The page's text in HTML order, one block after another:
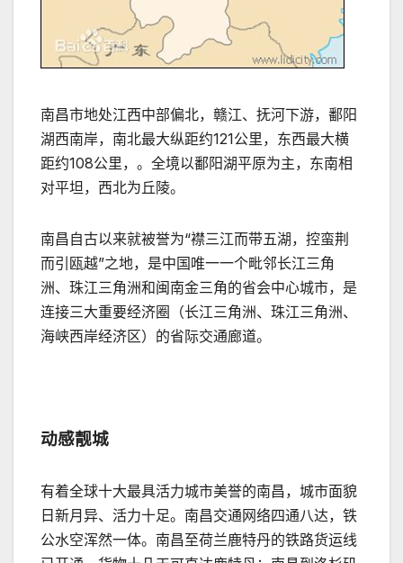
南昌市地处江西中部偏北，赣江、抚河下游，鄱阳
湖西南岸，南北最大纵距约121公里，东西最大横
距约108公里，。全境以鄱阳湖平原为主，东南相
对平坦，西北为丘陵。
南昌自古以来就被誉为“襟三江而带五湖，控蛮荆
而引瓯越”之地，是中国唯一一个毗邻长江三角
洲、珠江三角洲和闽南金三角的省会中心城市，是
连接三大重要经济圈（长江三角洲、珠江三角洲、
海峡西岸经济区）的省际交通廊道。
动感靓城
有着全球十大最具活力城市美誉的南昌，城市面貌
日新月异、活力十足。南昌交通网络四通八达，铁
公水空浑然一体。南昌至荷兰鹿特丹的铁路货运线